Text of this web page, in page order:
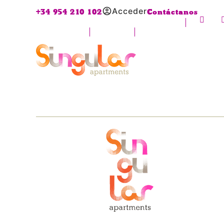
+34 954 210 102 AccederContáctanos
It seems we can’t find what you’re looking for.